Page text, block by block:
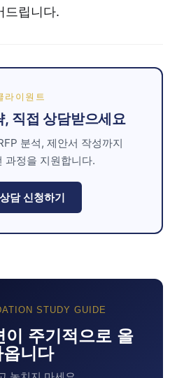
드립니다.
라이원트
, 직접 상담받으세요
분석, 제안서 작성까지
과정을 지원합니다.
담 신청하기
STUDY GUIDE
이 주기적으로 올
옵니다